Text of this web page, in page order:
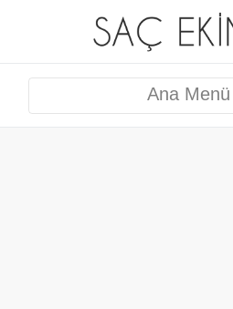
Ana Menü